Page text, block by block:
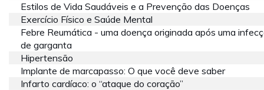
Estilos de Vida Saudáveis e a Prevenção das Doenças
Exercício Físico e Saúde Mental
Febre Reumática - uma doença originada após uma
de garganta
Hipertensão
Implante de marcapasso: O que você deve saber
Infarto cardíaco: o “ataque do coração”